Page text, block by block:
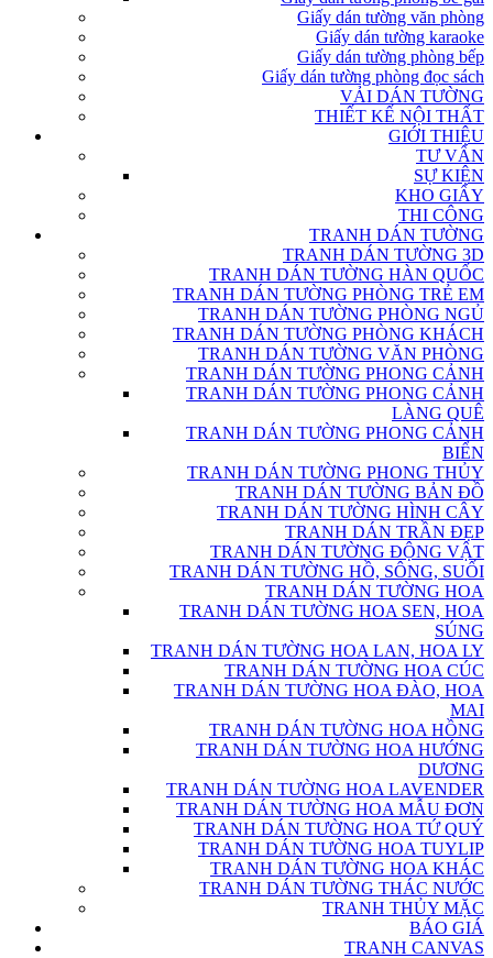
Giấy dán tường văn phòng
Giấy dán tường karaoke
Giấy dán tường phòng bếp
Giấy dán tường phòng đọc sách
VẢI DÁN TƯỜNG
THIẾT KẾ NỘI THẤT
GIỚI THIỆU
TƯ VẤN
SỰ KIỆN
KHO GIẤY
THI CÔNG
TRANH DÁN TƯỜNG
TRANH DÁN TƯỜNG 3D
TRANH DÁN TƯỜNG HÀN QUỐC
TRANH DÁN TƯỜNG PHÒNG TRẺ EM
TRANH DÁN TƯỜNG PHÒNG NGỦ
TRANH DÁN TƯỜNG PHÒNG KHÁCH
TRANH DÁN TƯỜNG VĂN PHÒNG
TRANH DÁN TƯỜNG PHONG CẢNH
TRANH DÁN TƯỜNG PHONG CẢNH
LÀNG QUÊ
TRANH DÁN TƯỜNG PHONG CẢNH
BIỂN
TRANH DÁN TƯỜNG PHONG THỦY
TRANH DÁN TƯỜNG BẢN ĐỒ
TRANH DÁN TƯỜNG HÌNH CÂY
TRANH DÁN TRẦN ĐẸP
TRANH DÁN TƯỜNG ĐỘNG VẬT
TRANH DÁN TƯỜNG HỒ, SÔNG, SUỐI
TRANH DÁN TƯỜNG HOA
TRANH DÁN TƯỜNG HOA SEN, HOA
SÚNG
TRANH DÁN TƯỜNG HOA LAN, HOA LY
TRANH DÁN TƯỜNG HOA CÚC
TRANH DÁN TƯỜNG HOA ĐÀO, HOA
MAI
TRANH DÁN TƯỜNG HOA HỒNG
TRANH DÁN TƯỜNG HOA HƯỚNG
DƯƠNG
TRANH DÁN TƯỜNG HOA LAVENDER
TRANH DÁN TƯỜNG HOA MẪU ĐƠN
TRANH DÁN TƯỜNG HOA TỨ QUÝ
TRANH DÁN TƯỜNG HOA TUYLIP
TRANH DÁN TƯỜNG HOA KHÁC
TRANH DÁN TƯỜNG THÁC NƯỚC
TRANH THỦY MẶC
BÁO GIÁ
TRANH CANVAS